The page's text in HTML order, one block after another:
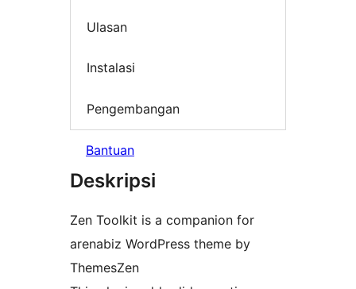
Ulasan
Instalasi
Pengembangan
Bantuan
Deskripsi
Zen Toolkit is a companion for
arenabiz WordPress theme by
ThemesZen